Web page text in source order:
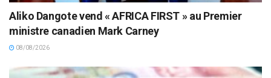
Aliko Dangote vend « AFRICA FIRST » au Premier
ministre canadien Mark Carney
08/08/2026